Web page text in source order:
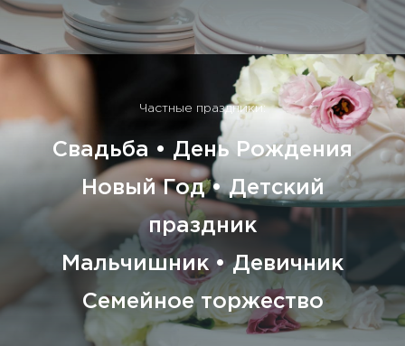
Частные праздники:
Свадьба • День Рождения
Новый Год • Детский
праздник
Мальчишник • Девичник
Семейное торжество